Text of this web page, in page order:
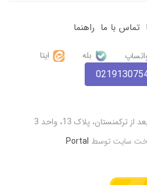
تماس با ما راهنما
بله ایتا
سایت توسط Portal
پلاک 13، واحد 3